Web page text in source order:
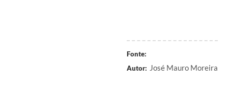
Fonte:
Autor: José Mauro Moreira